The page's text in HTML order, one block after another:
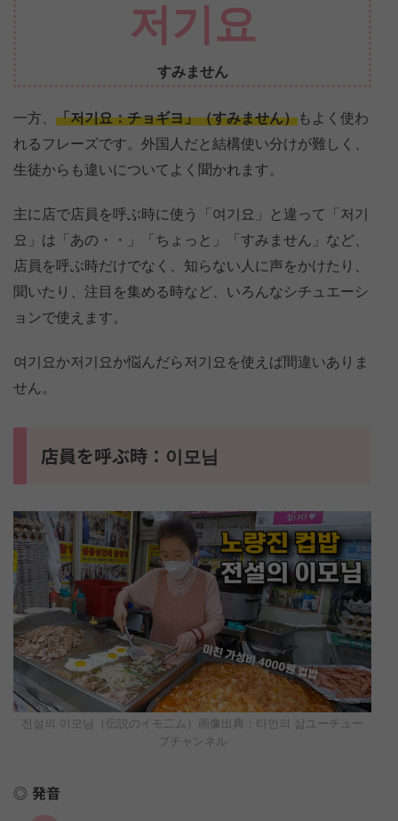
저기요
すみません
一方、 「저기요：チョギヨ」（すみません）もよく使わ
れるフレーズです。外国人だと結構使い分けが難しく、
生徒からも違いについてよく聞かれます。
主に店で店員を呼ぶ時に使う「여기요」と違って「저기
요」は「あの・・」「ちょっと」「すみません」など、
店員を呼ぶ時だけでなく、知らない人に声をかけたり、
聞いたり、注目を集める時など、いろんなシチュエーシ
ョンで使えます。
여기요か저기요か悩んだら저기요を使えば間違いありま
せん。
店員を呼ぶ時：이모님
전설의 이모님（伝説のイモ二ム）画像出典：타인의 삶ユーチュー
ブチャンネル
発音